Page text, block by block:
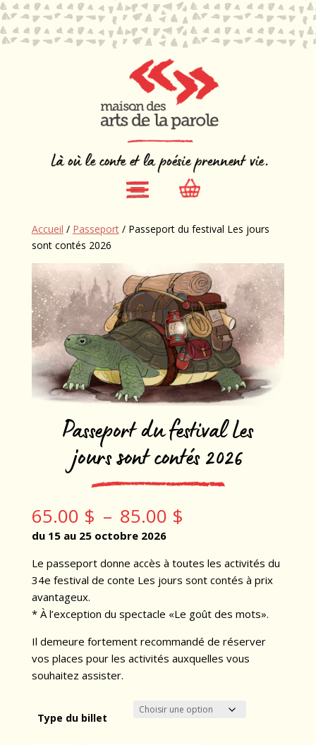
Accueil / Passeport/ Passeport du festival Les jours
sont contés 2026
Passeport du festival Les
jours sont contés 2026
65.00 $ – 85.00 $
65.00 $
à
du 15 au 25 octobre 2026
Le passeport donne accès à toutes les activités du
34e festival de conte Les jours sont contés à prix
avantageux.
* À l’exception du spectacle «Le goût des mots».
Il demeure fortement recommandé de réserver
vos places pour les activités auxquelles vous
souhaitez assister.
Type du billet